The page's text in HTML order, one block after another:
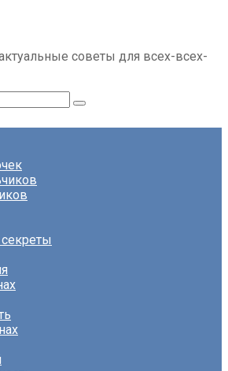
советы для всех-всех-